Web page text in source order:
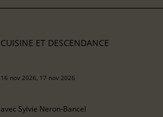
CUISINE ET DESCENDANCE
16 nov 2026, 17 nov 2026
avec Sylvie Neron-Bancel